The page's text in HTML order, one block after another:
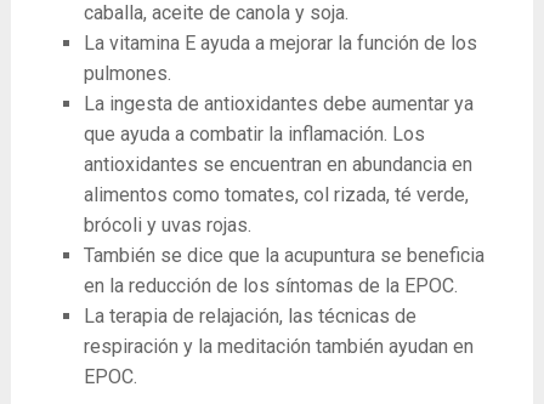
caballa, aceite de canola y soja.
La ​​vitamina E ayuda a mejorar la función de los
pulmones.
La ingesta de antioxidantes debe aumentar ya
que ayuda a combatir la inflamación. Los
antioxidantes se encuentran en abundancia en
alimentos como tomates, col rizada, té verde,
brócoli y uvas rojas.
También se dice que la acupuntura se beneficia
en la reducción de los síntomas de la EPOC.
La ​​terapia de relajación, las técnicas de
respiración y la meditación también ayudan en
EPOC.